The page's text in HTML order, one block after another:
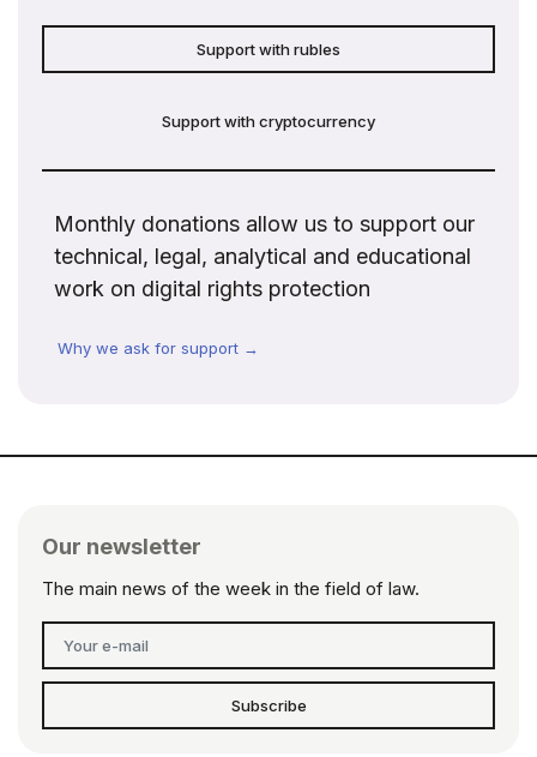
Support with rubles
Support with cryptocurrency
Monthly donations allow us to support our
technical, legal, analytical and educational
work on digital rights protection
Why we ask for support →
Our newsletter
The main news of the week in the field of law.
Subscribe